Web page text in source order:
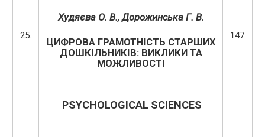
25.
Худяєва О. В., Дорожинська Г. В.
ЦИФРОВА ГРАМОТНІСТЬ СТАРШИХ
ДОШКІЛЬНИКІВ: ВИКЛИКИ ТА
МОЖЛИВОСТІ
147
PSYCHOLOGICAL SCIENCES